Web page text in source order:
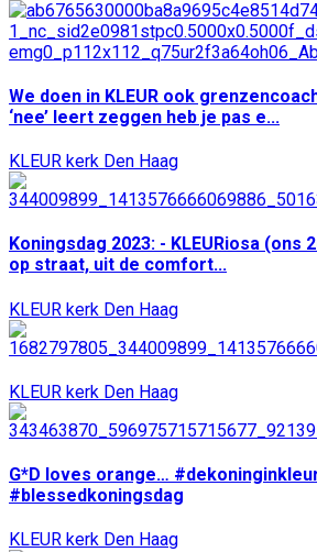
We doen in KLEUR ook
‘nee’ leert zeggen heb je pas e...
KLEUR kerk Den Haag
Koningsdag 2023: - KLEURiosa (ons
op straat, uit de comfort...
KLEUR kerk Den Haag
KLEUR kerk Den Haag
G*D loves orange…
#blessedkoningsdag
KLEUR kerk Den Haag